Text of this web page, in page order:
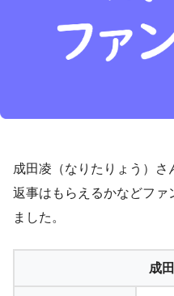
成田凌（なりたりょう）
返事はもらえるかなどファ
ました。
成